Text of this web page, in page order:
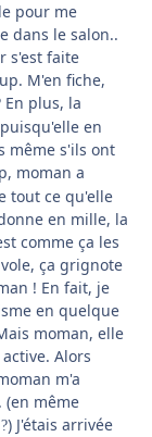
pour me
dans le salon..
s'est faite
M'en fiche,
En plus, la
en
même s'ils ont
moman a
tout ce qu'elle
en mille, la
comme ça les
ça grignote
! En fait, je
en quelque
moman, elle
Alors
m'a
(en même
?) J'étais arrivée